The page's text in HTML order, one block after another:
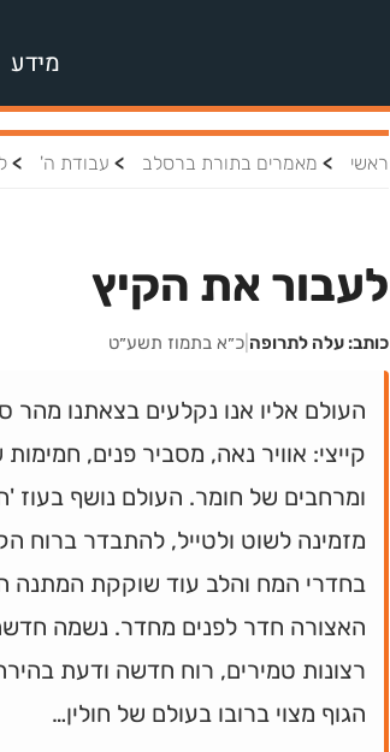
מידע
ראשי > מאמרים בתורת ברסלב > עבודת ה' >
לעבור את הקיץ
כותב: עלה לתרופה כ״א בתמוז תשע״ט
העולם אליו אנו נקלעים בצאתנו מהר
קייצי: אוויר נאה, מסביר פנים,
ומרחבים של חומר. העולם נושף בעוז
מזמינה לשוט ולטייל, להתבדר ברוח
בחדרי המח והלב עוד שוקקת המתנה
האצורה חדר לפנים מחדר. נשמה
רצונות טמירים, רוח חדשה ודעת
הגוף מצוי ברובו בעולם של חולין…